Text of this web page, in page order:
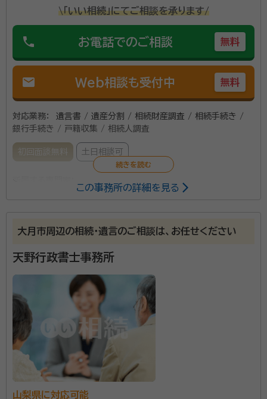
\「いい相続」にてご相談を承ります/
phone お電話でのご相談 無料
mail Web相談も受付中 無料
対応業務：
遺言書 / 遺産分割 / 相続財産調査 / 相続手続き /
銀行手続き / 戸籍収集 / 相続人調査
初回面談無料 土日相談可
当事務所は、主に遺産相続や遺言作成など相続遺言手
続きのサポートを行っております。 お忙しい社会人の方
て頂いております。また、当事務所では初回の相談料
(相談のみの場合は有料)はいただいておりません。 相
談料を気にすることなく、なんでもお気軽にご相談くだ
さい。
資格等：
所属団体： 山梨県行政書士会
この事務所の詳細を見る
大月市周辺の相続・遺言のご相談は、お任せください
天野行政書士事務所
山梨県に対応可能